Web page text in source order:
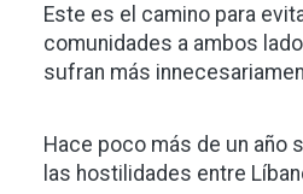
Este es el camino para
comunidades a ambos
sufran más
Hace poco más de un año
las hostilidades entre